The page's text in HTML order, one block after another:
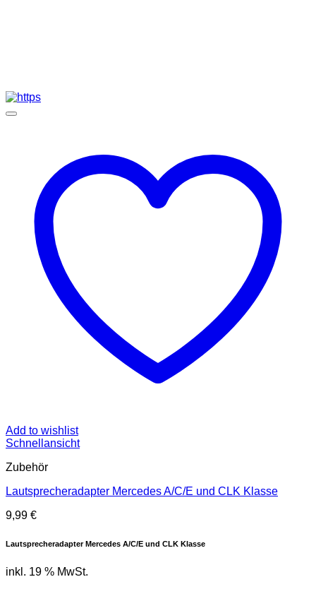
Add to wishlist
Schnellansicht
Zubehör
Lautsprecheradapter Mercedes A/C/E und CLK Klasse
9,99 €
Lautsprecheradapter Mercedes A/C/E und CLK Klasse
inkl. 19 % MwSt.